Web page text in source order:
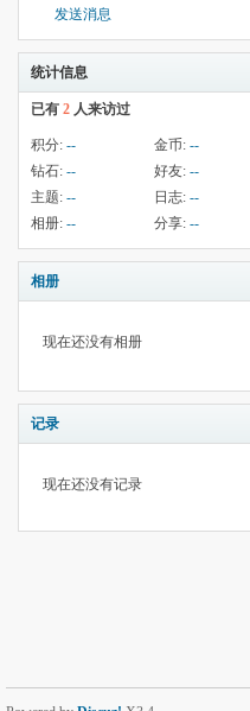
发送消息
统计信息
已有 2 人来访过
积分: -- 金币: --
钻石: -- 好友: --
主题: -- 日志: --
相册: -- 分享: --
相册
现在还没有相册
记录
现在还没有记录